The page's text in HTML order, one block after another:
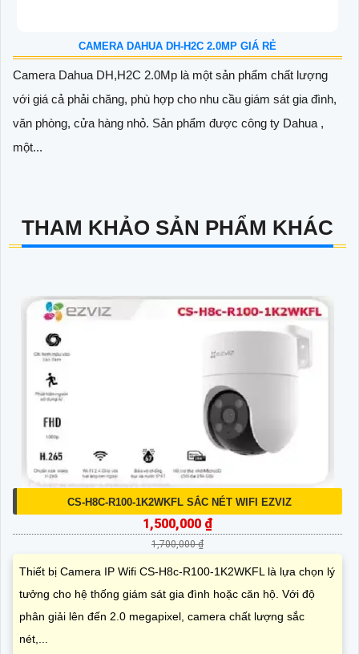
CAMERA DAHUA DH-H2C 2.0MP GIÁ RẺ
Camera Dahua DH,H2C 2.0Mp là một sản phẩm chất lượng
với giá cả phải chăng, phù hợp cho nhu cầu giám sát gia đình,
văn phòng, cửa hàng nhỏ. Sản phẩm được công ty Dahua ,
một...
THAM KHẢO SẢN PHẨM KHÁC
CS-H8C-R100-1K2WKFL SẮC NÉT WIFI EZVIZ
1,500,000 ₫
1,700,000 ₫
Thiết bị Camera IP Wifi CS-H8c-R100-1K2WKFL là lựa chọn lý
tưởng cho hệ thống giám sát gia đình hoặc căn hộ. Với độ
phân giải lên đến 2.0 megapixel, camera chất lượng sắc
nét,...